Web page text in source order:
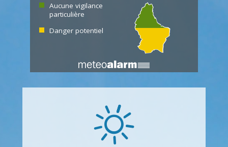
Aucune vigilance
particulière
Danger potentiel